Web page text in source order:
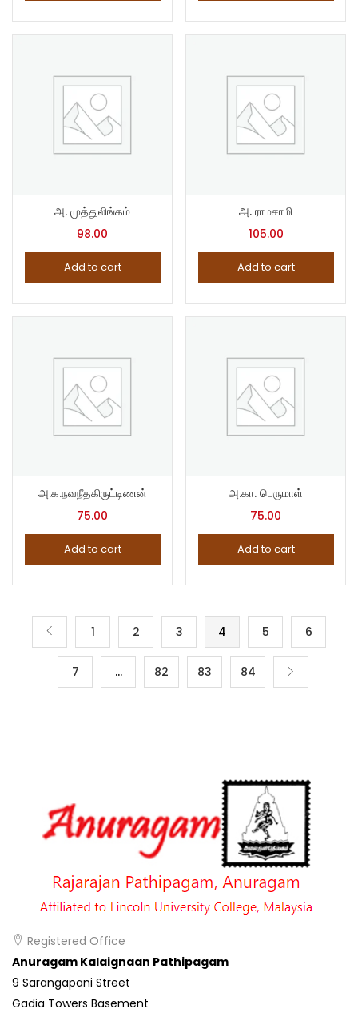
அ. முத்துலிங்கம்
98.00
Add to cart
அ. ராமசாமி
105.00
Add to cart
அ.க.நவநீதகிருட்டிணன்
75.00
Add to cart
அ.கா. பெருமாள்
75.00
Add to cart
1 2 3 4 5 6
7 … 82 83 84
Registered Office
Anuragam Kalaignaan Pathipagam
9 Sarangapani Street
Gadia Towers Basement